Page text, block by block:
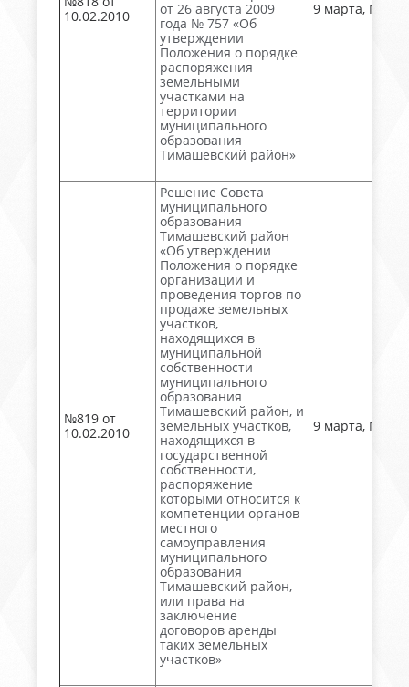
10.02.2010
от 26 августа 2009
года № 757 «Об
утверждении
Положения о порядке
распоряжения
земельными
участками на
территории
муниципального
образования
Тимашевский район»
9 марта, № 28
№819 от
10.02.2010
Решение Совета
муниципального
образования
Тимашевский район
«Об утверждении
Положения о порядке
организации и
проведения торгов по
продаже земельных
участков,
находящихся в
муниципальной
собственности
муниципального
образования
Тимашевский район, и
земельных участков,
находящихся в
государственной
собственности,
распоряжение
которыми относится к
компетенции органов
местного
самоуправления
муниципального
образования
Тимашевский район,
или права на
заключение
договоров аренды
таких земельных
участков»
9 марта, № 28